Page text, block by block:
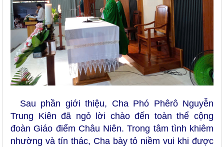
Sau phần giới thiệu, Cha Phó Phêrô Nguyễn
Trung Kiên đã ngỏ lời chào đến toàn thể cộng
đoàn Giáo điểm Châu Niên. Trong tâm tình khiêm
nhường và tín thác, Cha bày tỏ niềm vui khi được